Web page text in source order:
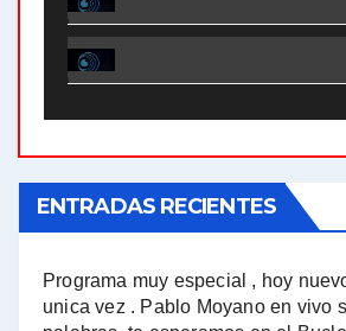
ENTRADAS RECIENTES
Programa muy especial , hoy
unica vez . Pablo Moyano en vivo